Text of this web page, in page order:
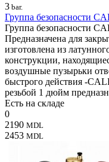
3 bar.
Группа безопасности
Группа безопасности
Предназначена для
изготовлена из
конструкции,
воздушные пузырьки
быстрого действия -
резьбой 1 дюйм
Есть на складе
0
2190 MDL
2453 MDL